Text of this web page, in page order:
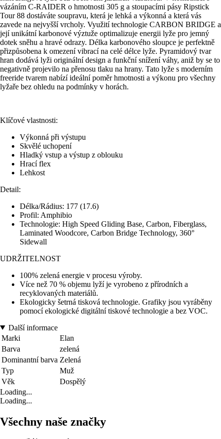
vázáním C-RAIDER o hmotnosti 305 g a stoupacími pásy Ripstick
Tour 88 dostáváte soupravu, která je lehká a výkonná a která vás
zavede na nejvyšší vrcholy. Využití technologie CARBON BRIDGE a
její unikátní karbonové výztuže optimalizuje energii lyže pro jemný
dotek sněhu a hravé odrazy. Délka karbonového sloupce je perfektně
přizpůsobena k omezení vibrací na celé délce lyže. Pyramidový tvar
hran dodává lyži originální design a funkční snížení váhy, aniž by se to
negativně projevilo na přenosu tlaku na hrany. Tato lyže s moderním
freeride tvarem nabízí ideální poměr hmotnosti a výkonu pro všechny
lyžaře bez ohledu na podmínky v horách.
Klíčové vlastnosti:
Výkonná při výstupu
Skvělé uchopení
Hladký vstup a výstup z oblouku
Hrací flex
Lehkost
Detail:
Délka/Rádius: 177 (17.6)
Profil: Amphibio
Technologie: High Speed Gliding Base, Carbon, Fiberglass,
Laminated Woodcore, Carbon Bridge Technology, 360°
Sidewall
UDRŽITELNOST
100% zelená energie v procesu výroby.
Více než 70 % objemu lyží je vyrobeno z přírodních a
recyklovaných materiálů.
Ekologicky šetrná tisková technologie. Grafiky jsou vyráběny
pomocí ekologické digitální tiskové technologie a bez VOC.
Další informace
Marki
Elan
Barva
zelená
Dominantní barva Zelená
Typ
Muž
Věk
Dospělý
Loading...
Loading...
Všechny naše značky